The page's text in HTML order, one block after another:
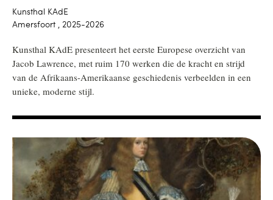
Kunsthal KAdE
Amersfoort , 2025-2026
Kunsthal KAdE presenteert het eerste Europese overzicht van
Jacob Lawrence, met ruim 170 werken die de kracht en strijd
van de Afrikaans-Amerikaanse geschiedenis verbeelden in een
unieke, moderne stijl.